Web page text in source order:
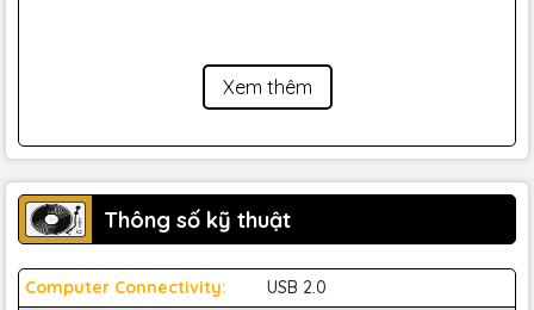
nhưng SSL 2 MK2 lại mang trong mình sức mạnh không hề
nay.
Với mục tiêu mang lại âm thanh rõ ràng, chi tiết và tự nhiên,
Xem thêm
Thông số kỹ thuật
Computer Connectivity:
USB 2.0